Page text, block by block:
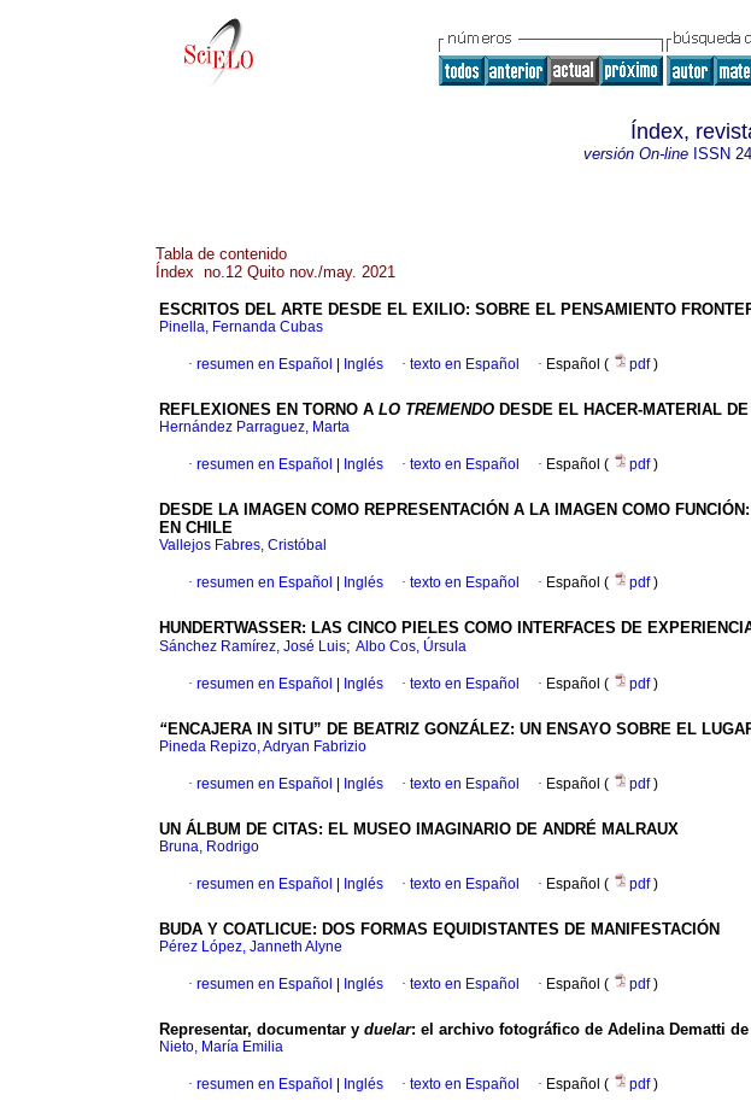
Índex,
versión On-lineISSN
Tabla de contenido
Índex no.12 Quito nov./may. 2021
ESCRITOS DEL ARTE DESDE EL EXILIO: SOBRE EL PENSAMIENTO
Pinella, Fernanda Cubas
· resumen en Español Inglés · texto en Español · Español ( pdf)
REFLEXIONES EN TORNO A LO TREMENDO DESDE EL HACER-MATERIAL
Hernández Parraguez, Marta
· resumen en Español Inglés · texto en Español · Español ( pdf)
DESDE LA IMAGEN COMO REPRESENTACIÓN A LA IMAGEN COMO
EN CHILE
Vallejos Fabres, Cristóbal
· resumen en Español Inglés · texto en Español · Español ( pdf)
HUNDERTWASSER: LAS CINCO PIELES COMO INTERFACES DE
Sánchez Ramírez, José Luis; Albo Cos, Úrsula
· resumen en Español Inglés · texto en Español · Español ( pdf)
“ENCAJERA IN SITU” DE BEATRIZ GONZÁLEZ: UN ENSAYO SOBRE EL
Pineda Repizo, Adryan Fabrizio
· resumen en Español Inglés · texto en Español · Español ( pdf)
UN ÁLBUM DE CITAS: EL MUSEO IMAGINARIO DE ANDRÉ MALRAUX
Bruna, Rodrigo
· resumen en Español Inglés · texto en Español · Español ( pdf)
BUDA Y COATLICUE: DOS FORMAS EQUIDISTANTES DE MANIFESTACIÓN
Pérez López, Janneth Alyne
· resumen en Español Inglés · texto en Español · Español ( pdf)
Representar, documentar y duelar: el archivo fotográfico de Adelina Dematti
Nieto, María Emilia
· resumen en Español Inglés · texto en Español · Español ( pdf)